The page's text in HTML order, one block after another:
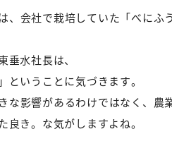
会社で栽培していた「べに
水社長は、
ということに気づきます。
な影響があるわけではなく、
き。な気がしますよね。